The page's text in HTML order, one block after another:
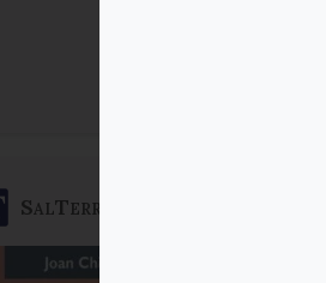
SalTerrae